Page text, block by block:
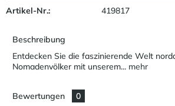
Artikel-Nr.: 419817
Beschreibung
Entdecken Sie die faszinierende Welt
Nomadenvölker mit unserem... mehr
Bewertungen
0